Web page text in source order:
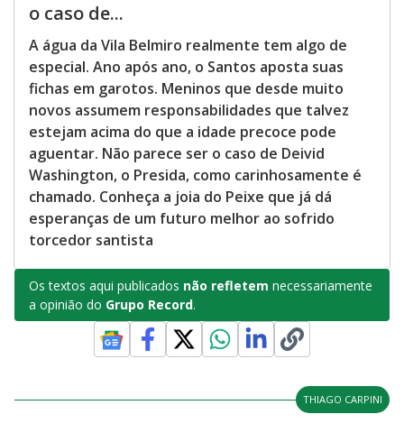
o caso de...
A água da Vila Belmiro realmente tem algo de
especial. Ano após ano, o Santos aposta suas
fichas em garotos. Meninos que desde muito
novos assumem responsabilidades que talvez
estejam acima do que a idade precoce pode
aguentar. Não parece ser o caso de Deivid
Washington, o Presida, como carinhosamente é
chamado. Conheça a joia do Peixe que já dá
esperanças de um futuro melhor ao sofrido
torcedor santista
Os textos aqui publicados não refletem necessariamente
a opinião do Grupo Record.
THIAGO CARPINI